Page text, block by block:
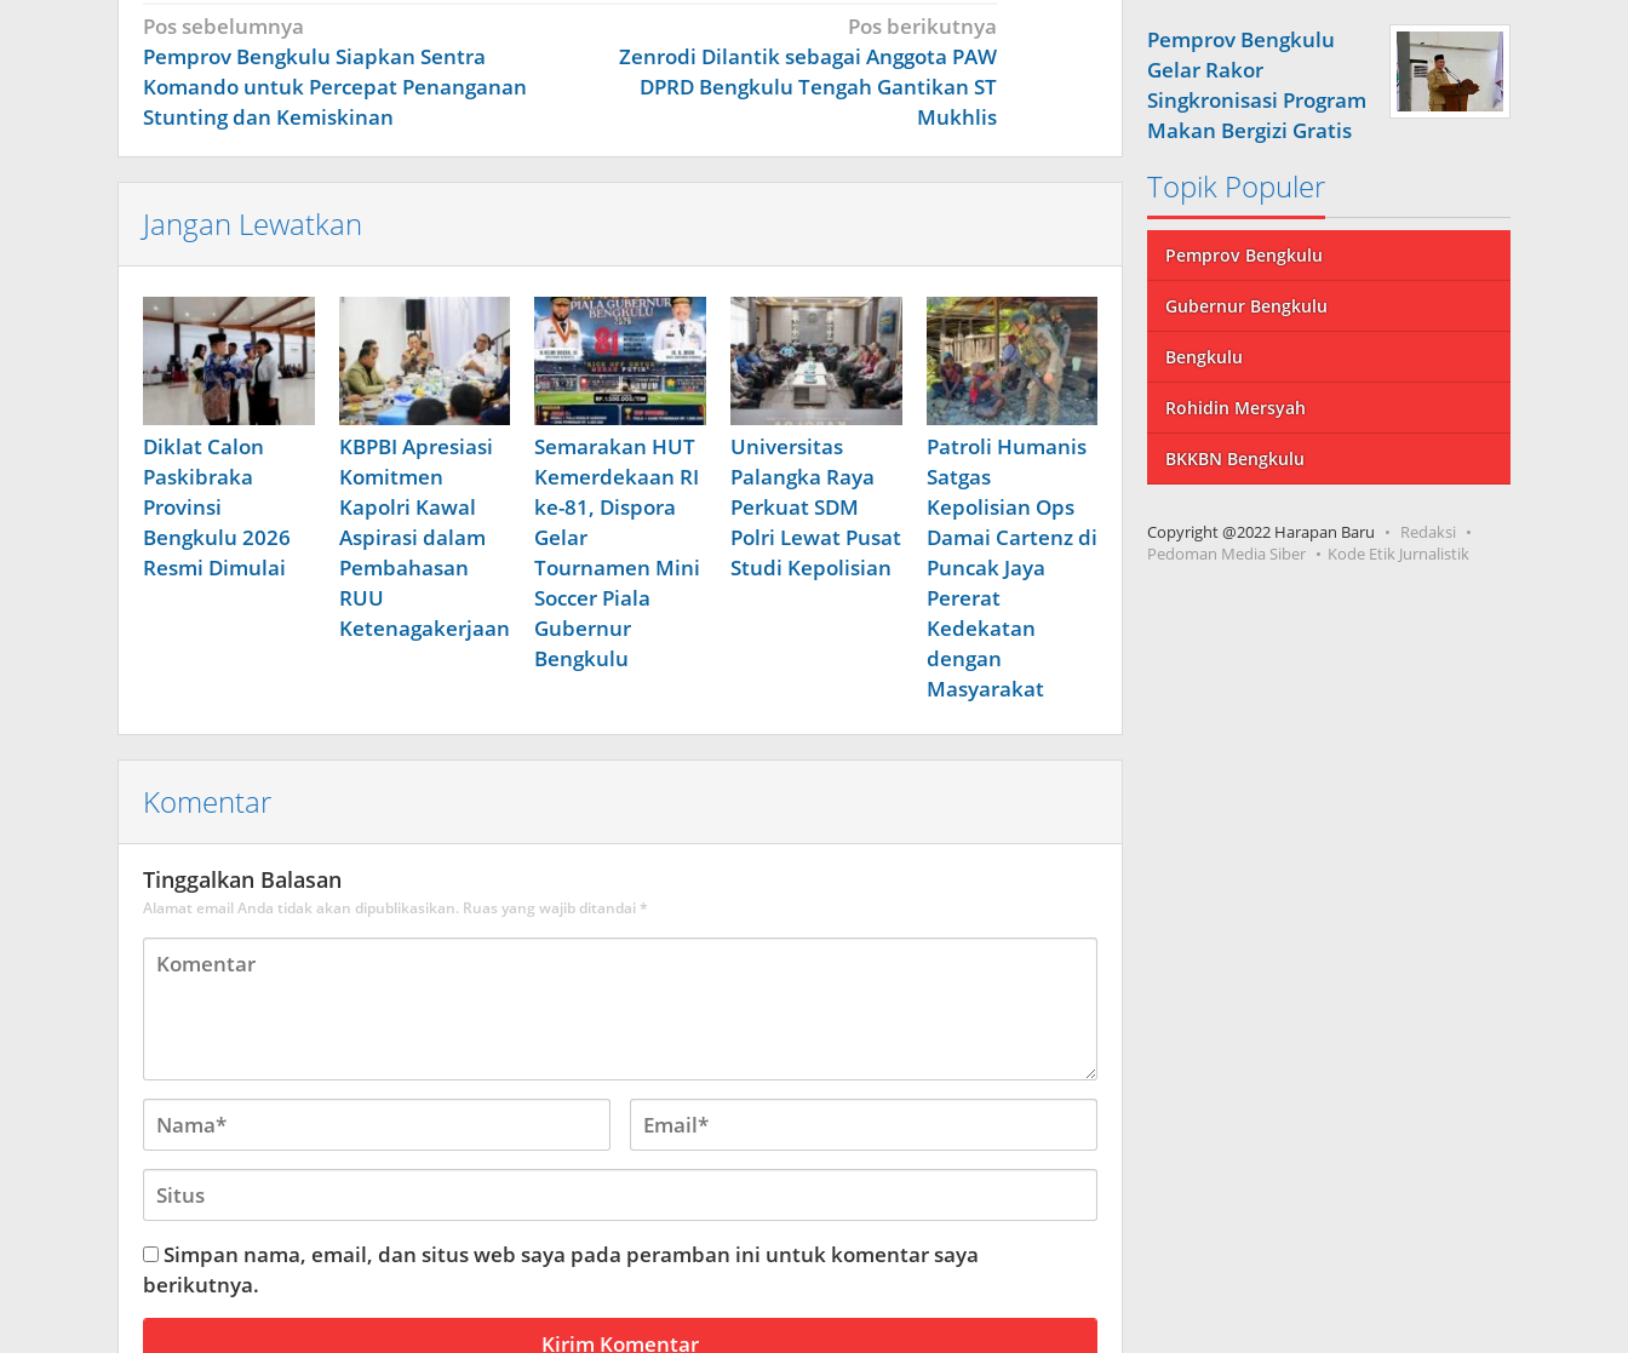
Navigasi
pos
Pos sebelumnya
Pemprov Bengkulu Siapkan Sentra
Komando untuk Percepat Penanganan
Stunting dan Kemiskinan
Pos berikutnya
Zenrodi Dilantik sebagai Anggota PAW
DPRD Bengkulu Tengah Gantikan ST
Mukhlis
Jangan Lewatkan
Diklat Calon
Paskibraka
Provinsi
Bengkulu 2026
Resmi Dimulai
KBPBI Apresiasi
Komitmen
Kapolri Kawal
Aspirasi dalam
Pembahasan
RUU
Ketenagakerjaan
Semarakan HUT
Kemerdekaan RI
ke-81, Dispora
Gelar
Tournamen Mini
Soccer Piala
Gubernur
Bengkulu
Universitas
Palangka Raya
Perkuat SDM
Polri Lewat Pusat
Studi Kepolisian
Patroli Humanis
Satgas
Kepolisian Ops
Damai Cartenz di
Puncak Jaya
Pererat
Kedekatan
dengan
Masyarakat
Komentar
Tinggalkan Balasan
Alamat email Anda tidak akan dipublikasikan. Ruas yang wajib ditandai *
Simpan nama, email, dan situs web saya pada peramban ini untuk komentar saya
berikutnya.
Pemprov Bengkulu
Gelar Rakor
Singkronisasi Program
Makan Bergizi Gratis
Topik Populer
Pemprov Bengkulu
Gubernur Bengkulu
Bengkulu
Rohidin Mersyah
BKKBN Bengkulu
Copyright @2022 Harapan Baru
Redaksi
Pedoman Media Siber
Kode Etik Jurnalistik